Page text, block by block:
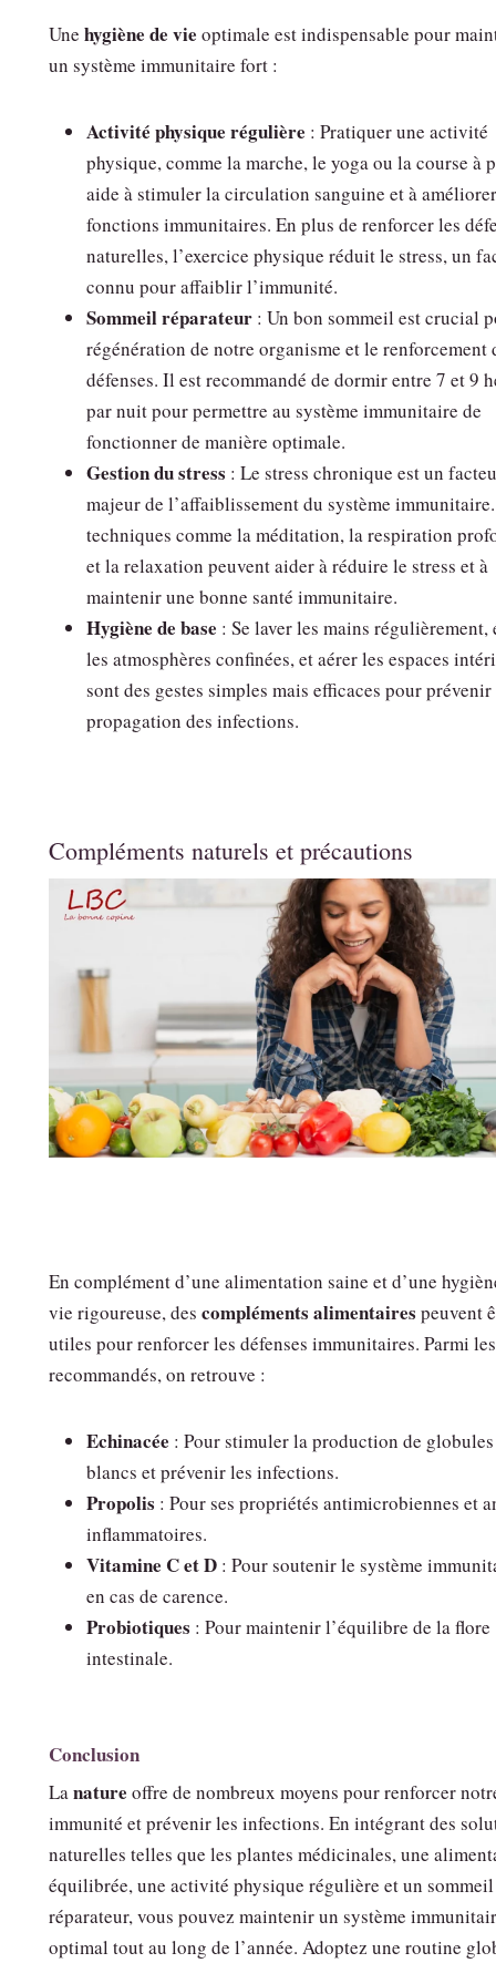
Une hygiène de vie optimale est indispensable pour
un système immunitaire fort :
Activité physique régulière : Pratiquer une activité
physique, comme la marche, le yoga ou la course à
aide à stimuler la circulation sanguine et à
fonctions immunitaires. En plus de renforcer les
naturelles, l’exercice physique réduit le stress, un
connu pour affaiblir l’immunité.
Sommeil réparateur : Un bon sommeil est crucial
régénération de notre organisme et le renforcement
défenses. Il est recommandé de dormir entre 7 et 9
par nuit pour permettre au système immunitaire de
fonctionner de manière optimale.
Gestion du stress : Le stress chronique est un
majeur de l’affaiblissement du système
techniques comme la méditation, la respiration
et la relaxation peuvent aider à réduire le stress et à
maintenir une bonne santé immunitaire.
Hygiène de base : Se laver les mains régulièrement,
les atmosphères confinées, et aérer les espaces
sont des gestes simples mais efficaces pour
propagation des infections.
Compléments naturels et précautions
En complément d’une alimentation saine et d’une
vie rigoureuse, des compléments alimentaires peuvent
utiles pour renforcer les défenses immunitaires. Parmi
recommandés, on retrouve :
Echinacée : Pour stimuler la production de globules
blancs et prévenir les infections.
Propolis : Pour ses propriétés antimicrobiennes et
inflammatoires.
Vitamine C et D : Pour soutenir le système
en cas de carence.
Probiotiques : Pour maintenir l’équilibre de la flore
intestinale.
Conclusion
Lanature offre de nombreux moyens pour renforcer
immunité et prévenir les infections. En intégrant des
naturelles telles que les plantes médicinales, une
équilibrée, une activité physique régulière et un sommeil
réparateur, vous pouvez maintenir un système
optimal tout au long de l’année. Adoptez une routine